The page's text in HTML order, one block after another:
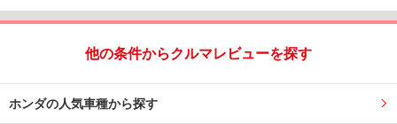
他の条件からクルマレビューを探す
ホンダの人気車種から探す